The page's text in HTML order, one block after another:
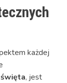
każdej
, jest